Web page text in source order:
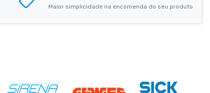
Maior simplicidade na encomenda do seu produto